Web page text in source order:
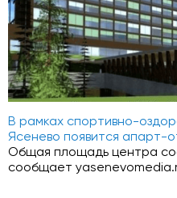
В рамках спортивно-
Ясенево появится апарт-
Общая площадь центра
сообщает